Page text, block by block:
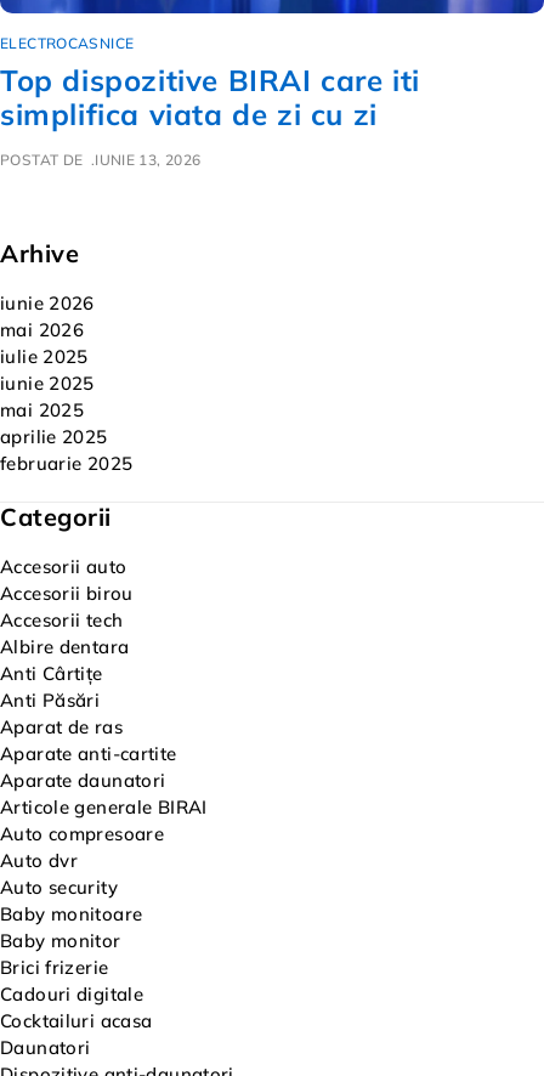
ELECTROCASNICE
Top dispozitive BIRAI care iti
simplifica viata de zi cu zi
POSTAT DE IUNIE 13, 2026
Arhive
iunie 2026
mai 2026
iulie 2025
iunie 2025
mai 2025
aprilie 2025
februarie 2025
Categorii
Accesorii auto
Accesorii birou
Accesorii tech
Albire dentara
Anti Cârtițe
Anti Păsări
Aparat de ras
Aparate anti-cartite
Aparate daunatori
Articole generale BIRAI
Auto compresoare
Auto dvr
Auto security
Baby monitoare
Baby monitor
Brici frizerie
Cadouri digitale
Cocktailuri acasa
Daunatori